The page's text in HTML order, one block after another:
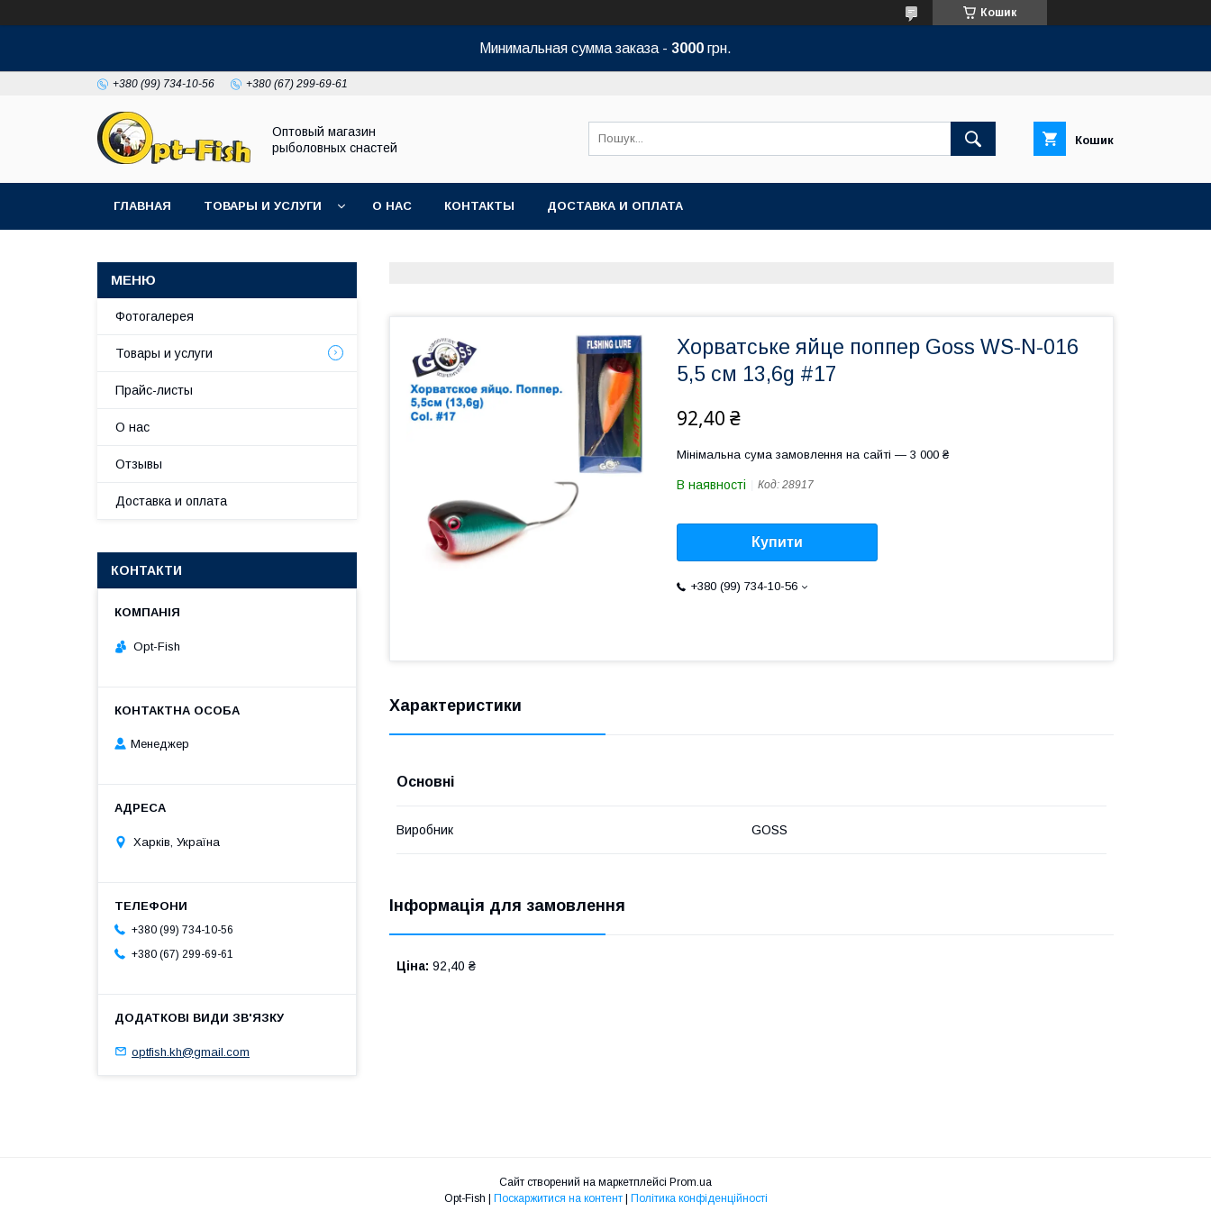
Кошик
Минимальная сумма заказа - 3000 грн.
+380 (99) 734-10-56 +380 (67) 299-69-61
Оптовый магазин
рыболовных снастей
Кошик
ГЛАВНАЯ ТОВАРЫ И УСЛУГИ О НАС КОНТАКТЫ ДОСТАВКА И ОПЛАТА
Хорватське яйце поппер Goss WS-N-016
5,5 см 13,6g #17
92,40 ₴
Мінімальна сума замовлення на сайті — 3 000 ₴
В наявності Код: 28917
Купити
+380 (99) 734-10-56
Характеристики
Основні
Виробник GOSS
Інформація для замовлення
Ціна: 92,40 ₴
Фотогалерея
Товары и услуги
Прайс-листы
О нас
Отзывы
Доставка и оплата
КОНТАКТИ
Opt-Fish
Менеджер
Харків, Україна
+380 (99) 734-10-56
+380 (67) 299-69-61
optfish.kh@gmail.com
Сайт створений на маркетплейсі Prom.ua
Поскаржитися на контент Політика конфіденційності